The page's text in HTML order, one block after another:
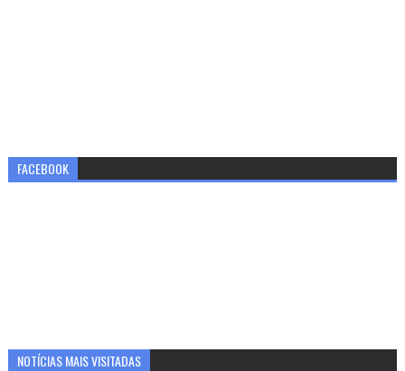
FACEBOOK
NOTÍCIAS MAIS VISITADAS